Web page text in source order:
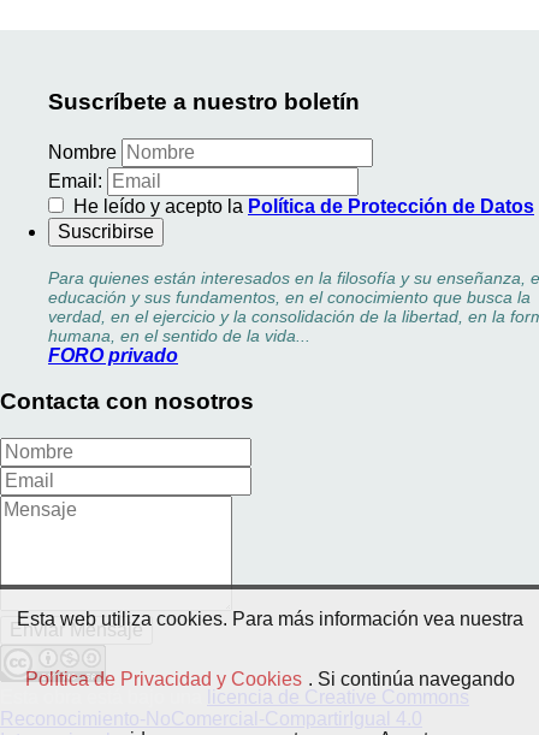
Suscríbete a nuestro boletín
Nombre
Email:
He leído y acepto la Política de Protección de Datos
Para quienes están interesados en la filosofía y su enseñanza,
educación y sus fundamentos, en el conocimiento que busca la
verdad, en el ejercicio y la consolidación de la libertad, en la
humana, en el sentido de la vida...
FORO privado
Contacta con nosotros
licencia de Creative Commons
Reconocimiento-NoComercial-CompartirIgual 4.0
Esta web utiliza cookies. Para más información vea nuestra
Política de Privacidad y Cookies . Si continúa navegando